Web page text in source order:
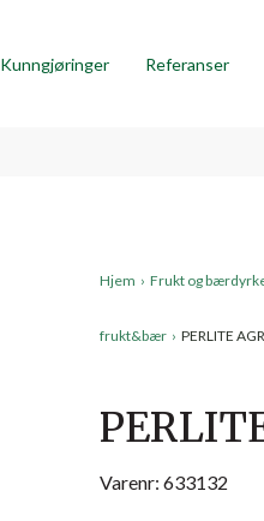
Kunngjøringer Referanser
Hjem › Frukt og
frukt&bær › PERLITE
Varenr: 633132